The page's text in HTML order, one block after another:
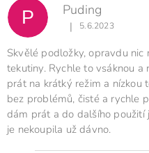
P Puding
Hodnocení
| 5.6.2023
Skvělé podložky, opravdu
tekutiny. Rychle to vsáknou a
prát na krátký režim a nízkou
bez problémů, čisté a rychle
dám prát a do dalšího použití
je nekoupila už dávno.